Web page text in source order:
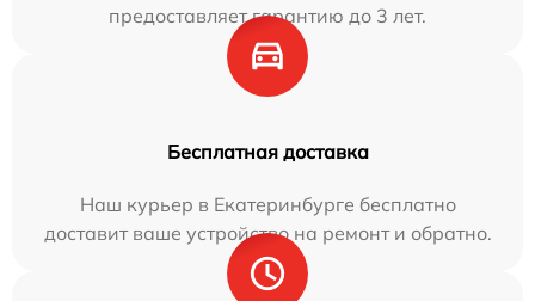
предоставляет гарантию до 3 лет.
Бесплатная доставка
Наш курьер в Екатеринбурге бесплатно
доставит ваше устройство на ремонт и обратно.